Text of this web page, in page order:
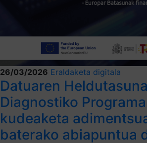
26/03/2026 Eraldaketa digitala
Datuaren
Diagnostiko
kudeaketa
baterako abiapuntua